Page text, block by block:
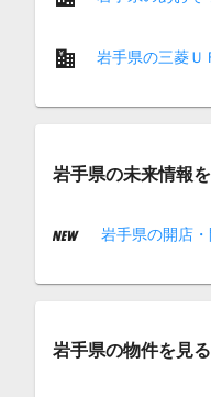
岩手県の三菱Ｕ
岩手県の未来情報
岩手県の開店
岩手県の物件を見る